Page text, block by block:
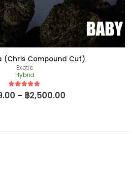
(Chris Compound Cut)
Exotic
Hybrid
5out of 5
– ฿2,500.00